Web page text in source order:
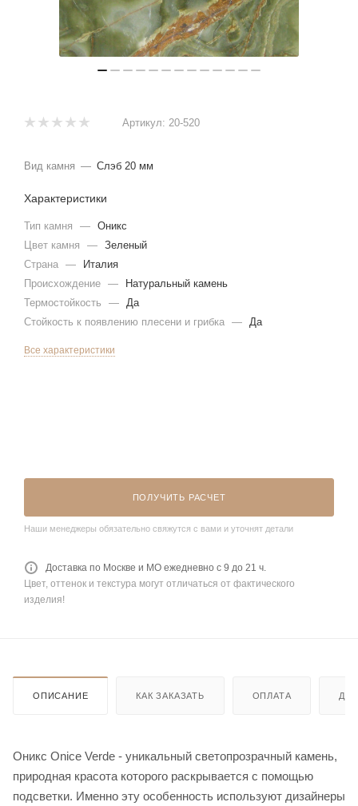
Артикул: 20-520
Вид камня — Слэб 20 мм
Характеристики
Тип камня — Оникс
Цвет камня
— Зеленый
Страна —
Италия
Происхождение —
Натуральный камень
Термостойкость
—
Да
Стойкость к появлению плесени и грибка — Да
Все характеристики
ПОЛУЧИТЬ РАСЧЕТ
Наши менеджеры обязательно свяжутся с вами и уточнят детали
Доставка по Москве и МО ежедневно с 9 до 21 ч.
Цвет, оттенок и текстура могут отличаться от фактического
изделия!
ОПИСАНИЕ КАК ЗАКАЗАТЬ ОПЛАТА
Оникс Onice Verde - уникальный светопрозрачный камень,
природная красота которого раскрывается с помощью
подсветки. Именно эту особенность используют дизайнеры